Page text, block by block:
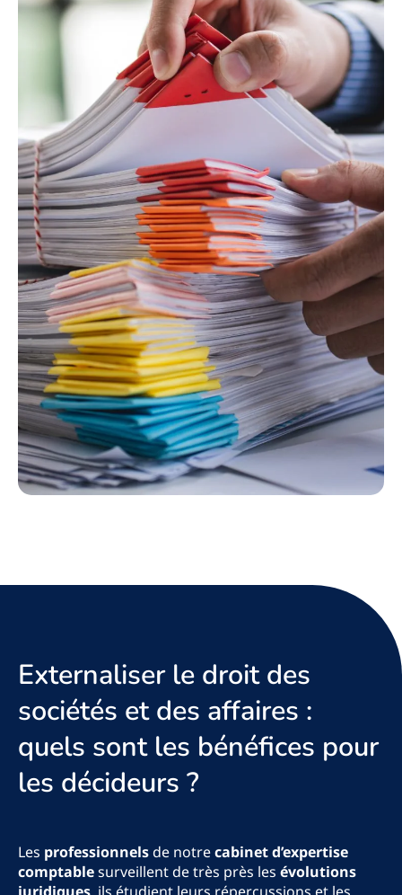
Externaliser le droit des
sociétés et des affaires :
quels sont les bénéfices pour
les décideurs ?
Les professionnelsde notrecabinet d’expertise
comptablesurveillent de très près les évolutions